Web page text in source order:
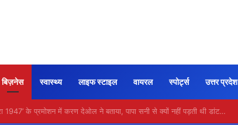
बिज़नेस स्वास्थ्य लाइफ स्टाइल वायरल स्पोर्ट्स उत्तर प्रदेश
रही ‘जन नायकन’ की रफ्तार, 185 करोड़ के पार पहुंची कमाई…